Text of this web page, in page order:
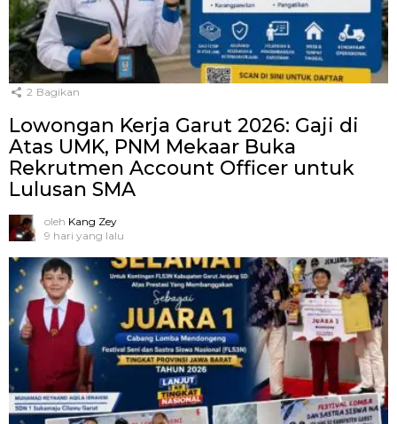
2 Bagikan
Lowongan Kerja Garut 2026: Gaji di
Atas UMK, PNM Mekaar Buka
Rekrutmen Account Officer untuk
Lulusan SMA
oleh Kang Zey
9 hari yang lalu